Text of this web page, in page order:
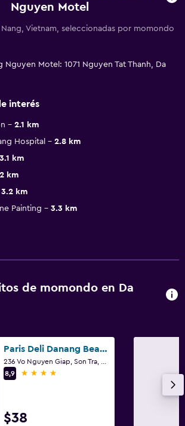
Nguyen Motel
Vietnam, seleccionadas por momondo
Motel: 1071 Nguyen Tat Thanh, Da
interés
2.1 km
Hospital
2.8 km
3.1 km
km
3.2 km
Painting
3.3 km
de momondo en Da
Paris Deli Danang Beach Hotel
8,9
4 estrellas
$38